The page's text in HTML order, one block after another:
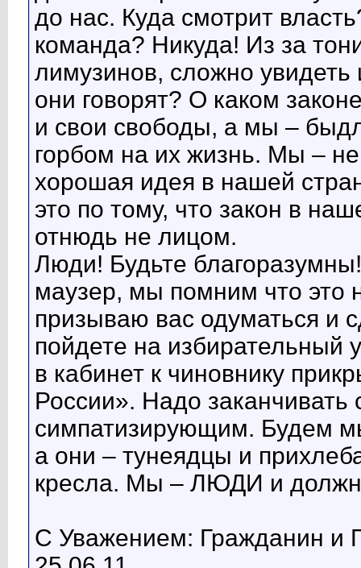
до нас. Куда смотрит
команда? Никуда! Из за
лимузинов, сложно
они говорят? О каком
и свои свободы, а мы –
горбом на их жизнь. Мы –
хорошая идея в нашей
это по тому, что закон в
отнюдь не лицом.
Люди! Будьте
маузер, мы помним что это
призываю вас одуматься и
пойдете на избирательный
в кабинет к чиновнику
России». Надо
симпатизирующим. Будем
а они – тунеядцы и
кресла. Мы – ЛЮДИ и
С Уважением: Гражданин и